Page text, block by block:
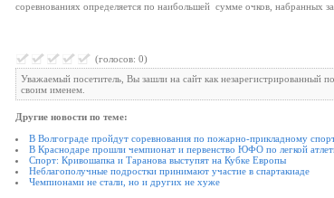
соревнованиях определяется по наибольшей сумме очков, набранных
(голосов: 0)
Уважаемый посетитель, Вы зашли на сайт как незарегистрированный
своим именем.
Другие новости по теме:
В Волгограде пройдут соревнования по пожарно-прикладному
В Краснодаре прошли чемпионат и первенство ЮФО по легкой
Спорт: Кривошапка и Таранова выступят на Кубке Европы
Неблагополучные подростки принимают участие в спартакиаде
Чемпионами не стали, но и других не хуже